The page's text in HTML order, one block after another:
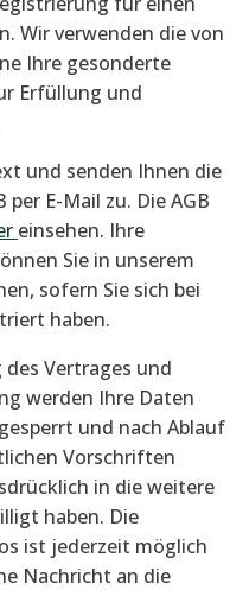
Wir verwenden die von
Ihre gesonderte
Erfüllung und
und senden Ihnen die
E-Mail zu. Die AGB
einsehen. Ihre
Sie in unserem
sofern Sie sich bei
haben.
Vertrages und
werden Ihre Daten
und nach Ablauf
Vorschriften
in die weitere
haben. Die
ist jederzeit möglich
Nachricht an die